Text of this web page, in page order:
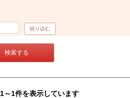
絞り込む
検索する
1～1件を表示しています